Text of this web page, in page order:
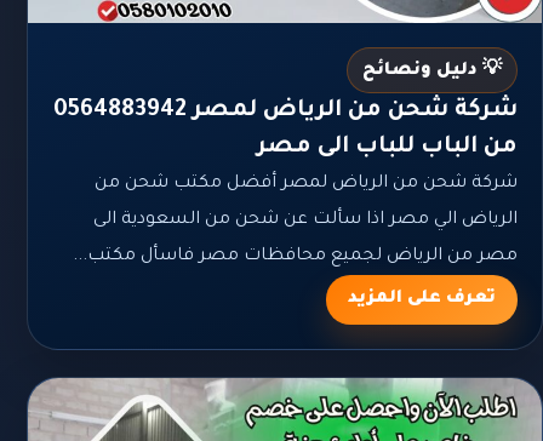
💡 دليل ونصائح
شركة شحن من الرياض لمصر 0564883942
من الباب للباب الى مصر
شركة شحن من الرياض لمصر أفضل مكتب شحن من
الرياض الي مصر اذا سألت عن شحن من السعودية الى
مصر من الرياض لجميع محافظات مصر فاسأل مكتب...
تعرف على المزيد